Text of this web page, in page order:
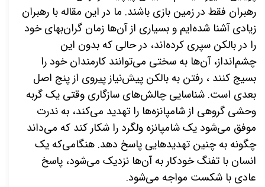
رهبران فقط در زمین بازی باشند. ما در این مقاله با رهبران
زیادی آشنا شده‌ایم و بسیاری از آن‌ها زمان گران‌بهای خود
را در بالکن سپری کرده‌اند، در حالی که بدون این
چشم‌انداز، آن‌ها به سختی می‌توانند کارمندان خود را
بسیج کنند ، رفتن به بالکن پیش‌نیاز پیروی از پنج اصل
بعدی است. شناسایی چالش‌های سازگاری وقتی یک گربه
وحشی گروهی از شامپانزه‌ها را تهدید می‌کند، به ندرت
موفق می‌شود یک شامپانزه ولگرد را شکار کند که می‌داند
چگونه به چنین تهدیدهایی پاسخ دهد. هنگامی‌که یک
انسان با تفنگ خودکار به آن‌ها نزدیک می‌شود، پاسخ
عادی با شکست مواجه می‌شود.